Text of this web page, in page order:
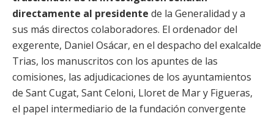
directamente al presidente de la Generalidad y a
sus más directos colaboradores. El ordenador del
exgerente, Daniel Osácar, en el despacho del exalcalde
Trias, los manuscritos con los apuntes de las
comisiones, las adjudicaciones de los ayuntamientos
de Sant Cugat, Sant Celoni, Lloret de Mar y Figueras,
el papel intermediario de la fundación convergente